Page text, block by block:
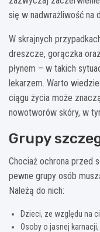
się w nadwrażliwość na
W skrajnych
dreszcze, gorączka
płynem – w takich
lekarzem. Warto
ciągu życia może
nowotworów skóry, w
Grupy
Chociaż ochrona przed
pewne grupy osób
Należą do nich:
Dzieci, ze względu na
Osoby o jasnej